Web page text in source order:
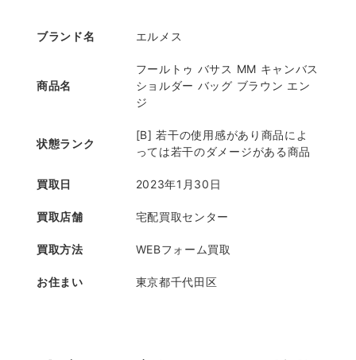
ブランド名 エルメス
商品名
フールトゥ バサス MM キャンバス
ショルダー バッグ ブラウン エン
ジ
状態ランク
[B] 若干の使用感があり商品によ
っては若干のダメージがある商品
買取日 2023年1月30日
買取店舗 宅配買取センター
買取方法 WEBフォーム買取
お住まい 東京都千代田区